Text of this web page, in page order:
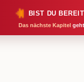
BIST DU
Das nächste Kapitel